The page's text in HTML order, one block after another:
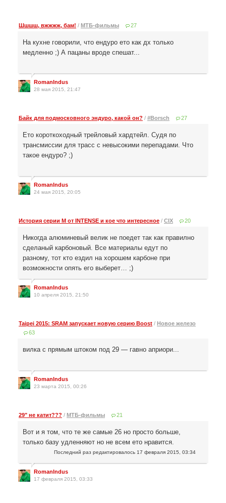
Шшшш, вжжжж, бам! / МТБ-фильмы 27
На кухне говорили, что ендуро ето как дх только
медленно ;) А пацаны вроде спешат...
RomanIndus
28 мая 2015, 21:47
Байк для подмосковного эндуро, какой он? / #Borsch 27
Ето короткоходный трейловый хардтейл. Судя по
трансмиссии для трасс с невысокими перепадами. Что
такое ендуро? ;)
RomanIndus
24 мая 2015, 20:05
История серии М от INTENSE и кое что интересное / CIX 20
Никогда алюминевый велик не поедет так как правилно
сделаный карбоновый. Все материалы едут по
разному, тот кто ездил на хорошем карбоне при
возможности опять его выберет… ;)
RomanIndus
10 апреля 2015, 21:50
Taipei 2015: SRAM запускает новую серию Boost / Новое железо
63
вилка с прямым штоком под 29 — гавно априори...
RomanIndus
23 марта 2015, 00:26
29" не катит??? / МТБ-фильмы 21
Вот и я том, что те же самые 26 но просто больше,
только базу удленняют но не всем ето нравится.
Последний раз редактировалось 17 февраля 2015, 03:34
RomanIndus
17 февраля 2015, 03:33